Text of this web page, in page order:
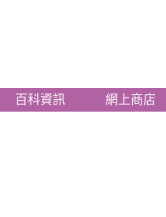
百科資訊 網上商店